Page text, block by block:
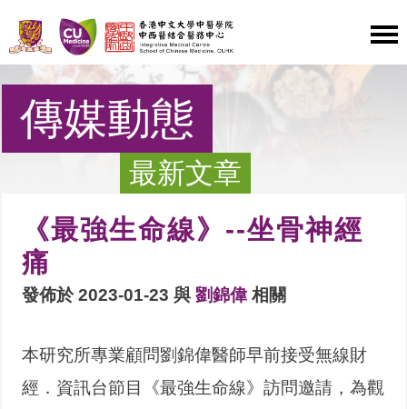
傳媒動態
最新文章
《最強生命線》--坐骨神經
痛
發佈於 2023-01-23 與劉錦偉相關
本研究所專業顧問劉錦偉醫師早前接受無線財
經．資訊台節目《最強生命線》訪問邀請，為觀